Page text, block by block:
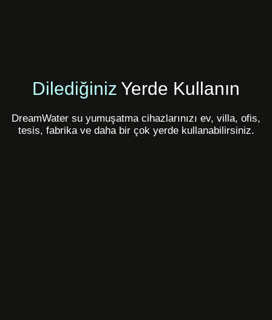
Dilediğiniz Yerde Kullanın
DreamWater su yumuşatma cihazlarınızı ev, villa, ofis,
tesis, fabrika ve daha bir çok yerde kullanabilirsiniz.